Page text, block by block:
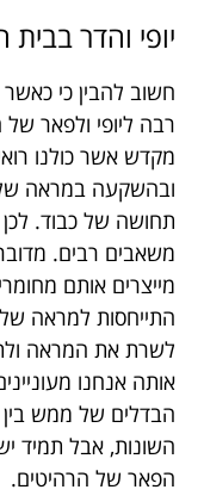
יופי והדר
חשוב להבין כי
רבה ליופי ולפאר
מקדש אשר כולנו
ובהשקעה במראה
תחושה של כבוד.
משאבים רבים.
מייצרים אותם
התייחסות למראה
לשרת את המראה
אותה אנחנו
הבדלים של ממש
השונות, אבל תמיד
הפאר של הרהיטים.